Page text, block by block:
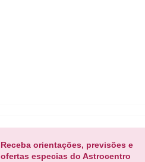
Receba orientações, previsões e
ofertas especias do Astrocentro